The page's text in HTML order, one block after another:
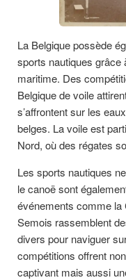
La Belgique possède
sports nautiques
maritime. Des
Belgique de voile
s’affrontent sur les
belges. La voile est
Nord, où des régates
Les sports nautiques
le canoë sont
événements comme la
Semois rassemblent
divers pour naviguer
compétitions offrent
captivant mais aussi